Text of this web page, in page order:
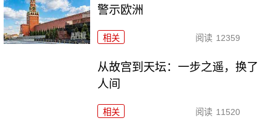
警示欧洲
相关 阅读 12359
从故宫到天坛：一步之遥，换了
人间
相关 阅读 11520